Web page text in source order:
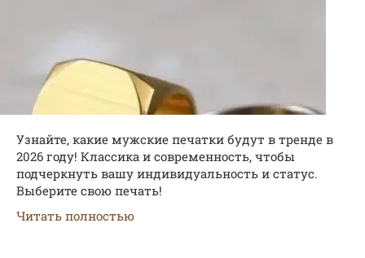
Узнайте, какие мужские печатки будут в тренде в
2026 году! Классика и современность, чтобы
подчеркнуть вашу индивидуальность и статус.
Выберите свою печать!
Читать полностью